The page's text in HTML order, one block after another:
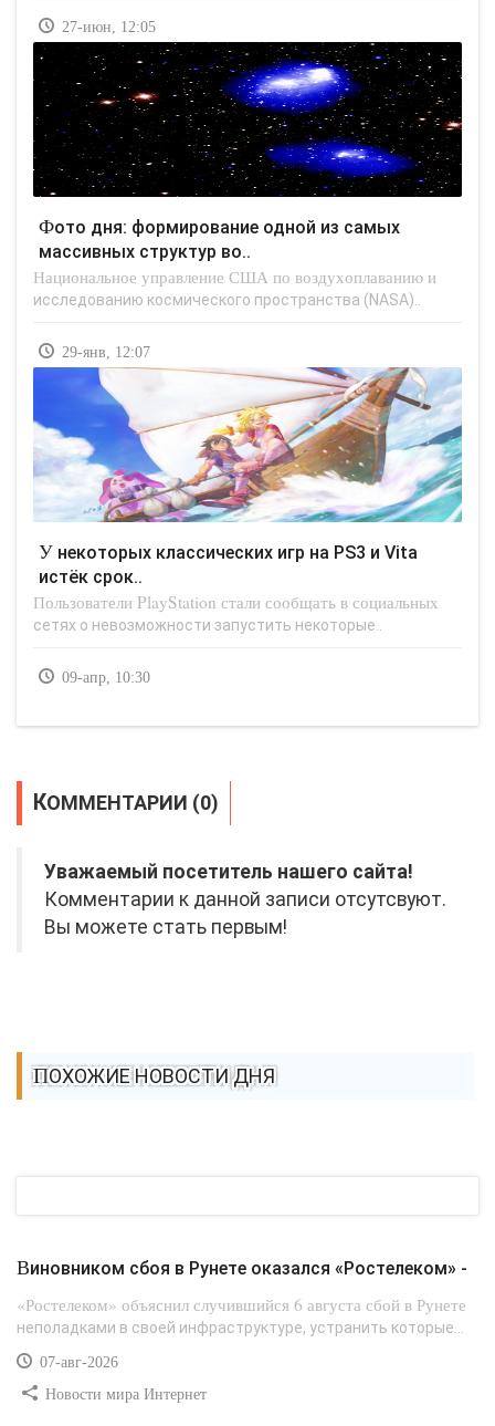
27-июн, 12:05
Фото дня: формирование одной из самых
массивных структур во..
Национальное управление США по воздухоплаванию и
исследованию космического пространства (NASA)..
29-янв, 12:07
У некоторых классических игр на PS3 и Vita
истёк срок..
Пользователи PlayStation стали сообщать в социальных
сетях о невозможности запустить некоторые..
09-апр, 10:30
КОММЕНТАРИИ (0)
Уважаемый посетитель нашего сайта!
Комментарии к данной записи отсутсвуют.
Вы можете стать первым!
ПОХОЖИЕ НОВОСТИ ДНЯ
Виновником сбоя в Рунете оказался «Ростелеком» -
«Ростелеком» объяснил случившийся 6 августа сбой в Рунете
неполадками в своей инфраструктуре, устранить которые...
07-авг-2026
Новости мира Интернет